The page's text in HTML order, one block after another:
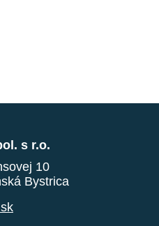
s r.o.
10
Bystrica